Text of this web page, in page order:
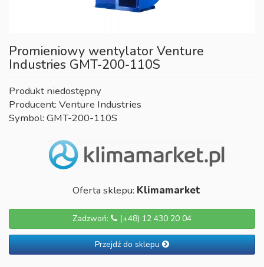
Promieniowy wentylator Venture
Industries GMT-200-110S
Produkt niedostępny
Producent: Venture Industries
Symbol: GMT-200-110S
Oferta sklepu: Klimamarket
Zadzwoń: (+48) 12 430 20 04
Przejdź do sklepu